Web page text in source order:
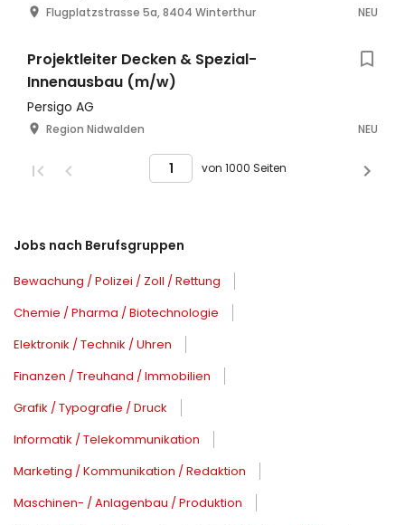
Flugplatzstrasse 5a, 8404 Winterthur NEU
Projektleiter Decken & Spezial-
Innenausbau (m/w)
Persigo AG
Region Nidwalden NEU
von 1000 Seiten
Jobs nach Berufsgruppen
Bewachung / Polizei / Zoll / Rettung
Chemie / Pharma / Biotechnologie
Elektronik / Technik / Uhren
Finanzen / Treuhand / Immobilien
Grafik / Typografie / Druck
Informatik / Telekommunikation
Marketing / Kommunikation / Redaktion
Maschinen- / Anlagenbau / Produktion